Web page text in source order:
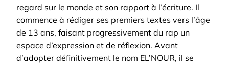
regard sur le monde et son rapport à l’écriture. Il
commence à rédiger ses premiers textes vers l’âge
de 13 ans, faisant progressivement du rap un
espace d’expression et de réflexion. Avant
d’adopter définitivement le nom EL’NOUR, il se